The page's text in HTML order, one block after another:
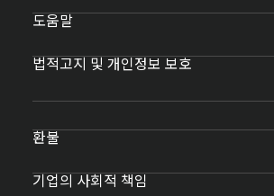
도움말
법적고지 및 개인정보 보호
환불
기업의 사회적 책임